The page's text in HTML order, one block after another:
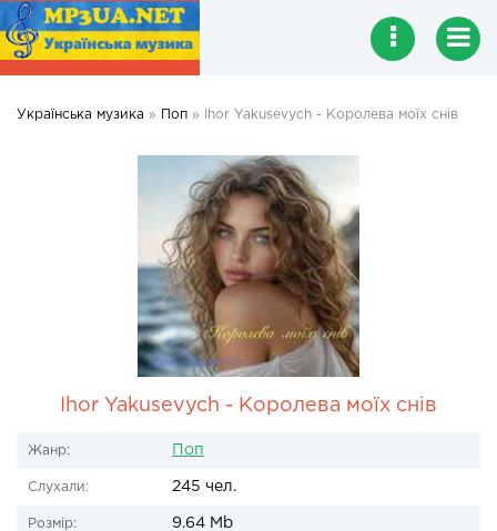
Українська музика » Поп » Ihor Yakusevych - Королева моїх снів
Ihor Yakusevych - Королева моїх снів
Жанр: Поп
Слухали: 245 чел.
Розмір: 9.64 Mb